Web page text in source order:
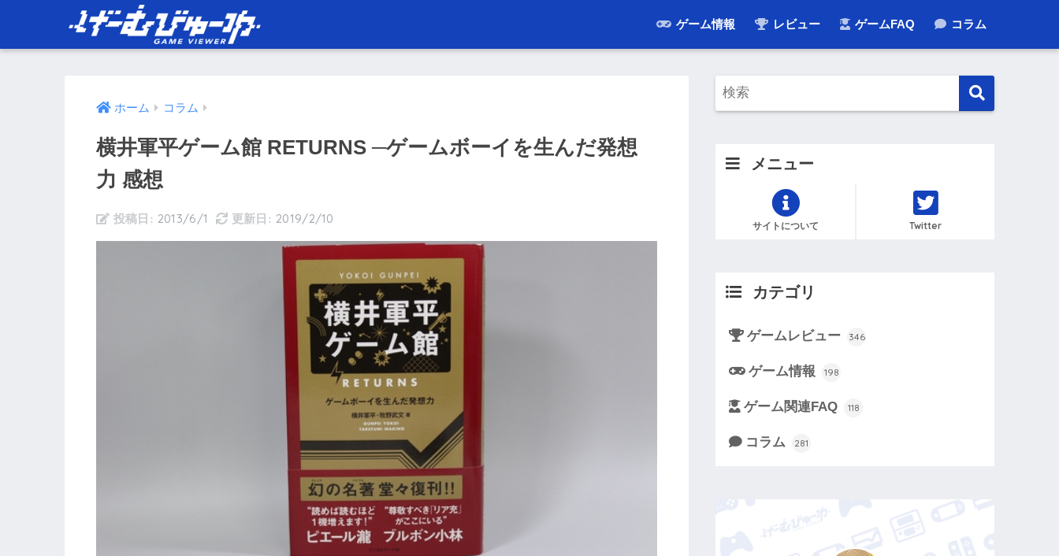
ゲーム情報 レビュー ゲームFAQ コラム
ホーム コラム
横井軍平ゲーム館 RETURNS ─ゲームボーイを生んだ発想
力 感想
2013/6/1 2019/2/10
メニュー
サイトについて Twitter
カテゴリ
ゲームレビュー 346
ゲーム情報 198
ゲーム関連FAQ 118
コラム 281